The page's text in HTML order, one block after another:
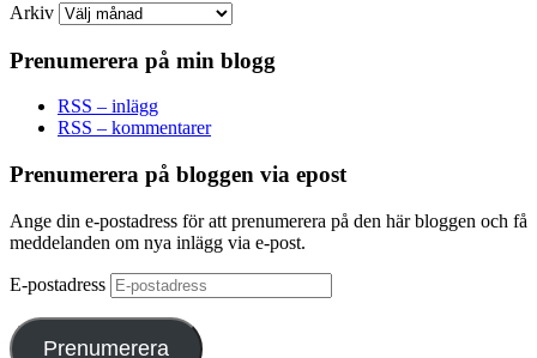
Arkiv
Prenumerera på min blogg
RSS – inlägg
RSS – kommentarer
Prenumerera på bloggen via epost
Ange din e-postadress för att prenumerera på den här bloggen och få
meddelanden om nya inlägg via e-post.
E-postadress
Prenumerera